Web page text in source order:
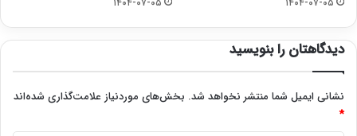
دیدگاهتان را بنویسید
نشانی ایمیل شما منتشر نخواهد شد. بخش‌های موردنیاز علامت‌گذاری شده‌اند
*